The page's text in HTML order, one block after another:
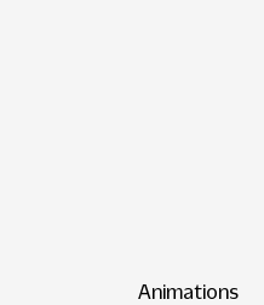
Animations